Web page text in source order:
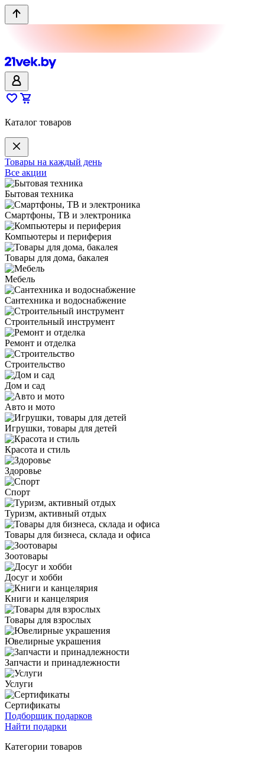
Каталог товаров
Товары на каждый день
Все акции
Бытовая техника
Смартфоны, ТВ и электроника
Компьютеры и периферия
Товары для дома, бакалея
Мебель
Сантехника и водоснабжение
Строительный инструмент
Ремонт и отделка
Строительство
Дом и сад
Авто и мото
Игрушки, товары для детей
Красота и стиль
Здоровье
Спорт
Туризм, активный отдых
Товары для бизнеса, склада и офиса
Зоотовары
Досуг и хобби
Книги и канцелярия
Товары для взрослых
Ювелирные украшения
Запчасти и принадлежности
Услуги
Сертификаты
Подборщик подарков
Найти подарки
Категории товаров